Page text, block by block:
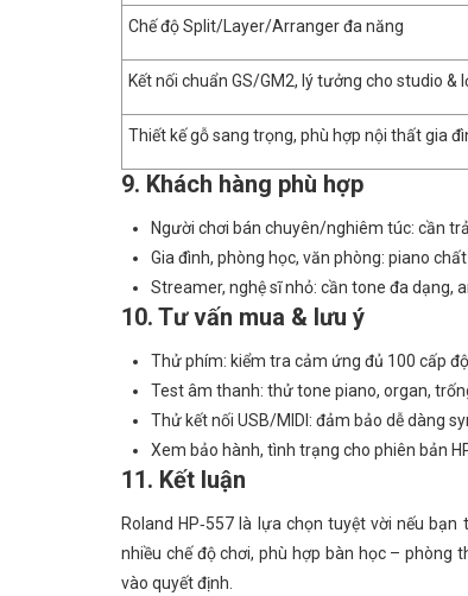
Chế độ Split/Layer/Arranger đa năng
Kết nối chuẩn GS/GM2, lý tưởng cho studio &
Thiết kế gỗ sang trọng, phù hợp nội thất gia
9. Khách hàng phù hợp
Người chơi bán chuyên/nghiêm túc: cần
Gia đình, phòng học, văn phòng: piano
Streamer, nghệ sĩ nhỏ: cần tone đa dạng,
10. Tư vấn mua & lưu ý
Thử phím: kiểm tra cảm ứng đủ 100 cấp
Test âm thanh: thử tone piano, organ,
Thử kết nối USB/MIDI: đảm bảo dễ dàng
Xem bảo hành, tình trạng cho phiên bản
11. Kết luận
Roland HP‑557 là lựa chọn tuyệt vời nếu
nhiều chế độ chơi, phù hợp bàn học – phòng
vào quyết định.